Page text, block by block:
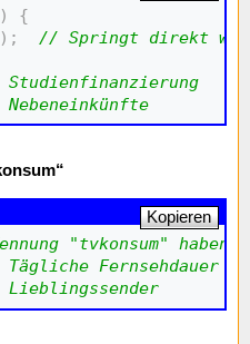
)
{
) ;
// Springt direkt
"tvkonsum" haben
Fernsehdauer
Kopieren